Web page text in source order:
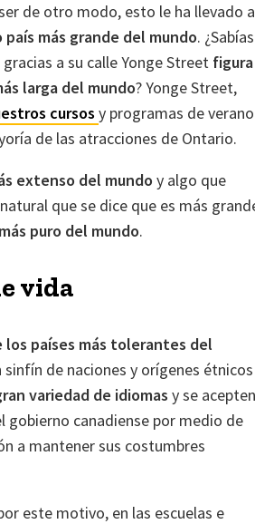
de otro modo, esto le ha llevado a
país más grande del mundo. ¿Sabías
a su calle Yonge Street figura
larga del mundo? Yonge Street,
cursos y programas de verano
de las atracciones de Ontario.
extenso del mundo y algo que
que se dice que es más
puro del mundo.
vida
los países más tolerantes del
de naciones y orígenes étnicos
variedad de idiomas y se acepten
gobierno canadiense por medio de
a mantener sus costumbres
este motivo, en las escuelas e